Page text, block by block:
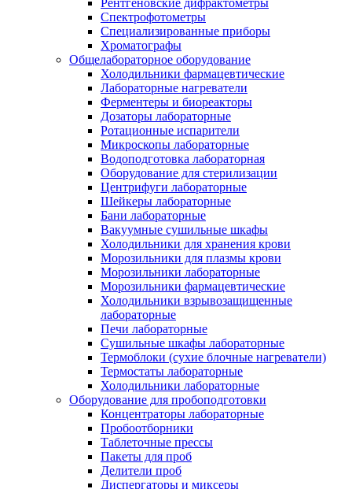
Спектрофотометры
Специализированные приборы
Хроматографы
Общелабораторное оборудование
Холодильники фармацевтические
Лабораторные нагреватели
Ферментеры и биореакторы
Дозаторы лабораторные
Ротационные испарители
Микроскопы лабораторные
Водоподготовка лабораторная
Оборудование для стерилизации
Центрифуги лабораторные
Шейкеры лабораторные
Бани лабораторные
Вакуумные сушильные шкафы
Холодильники для хранения крови
Морозильники для плазмы крови
Морозильники лабораторные
Морозильники фармацевтические
Холодильники взрывозащищенные
лабораторные
Печи лабораторные
Сушильные шкафы лабораторные
Термоблоки (сухие блочные нагреватели)
Термостаты лабораторные
Холодильники лабораторные
Оборудование для пробоподготовки
Концентраторы лабораторные
Пробоотборники
Таблеточные прессы
Пакеты для проб
Делители проб
Диспергаторы и миксеры